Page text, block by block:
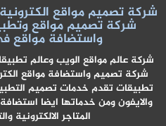
شركة تصميم مواقع
شركة تصميم مواقع
واستضافة مواقع
شركة عالم مواقع الويب وعالم
شركة تصميم واستضافة مواقع
تطبيقات تقدم خدمات تصميم
والايفون ومن خدماتها ايضا
المتاجر الالكترونية